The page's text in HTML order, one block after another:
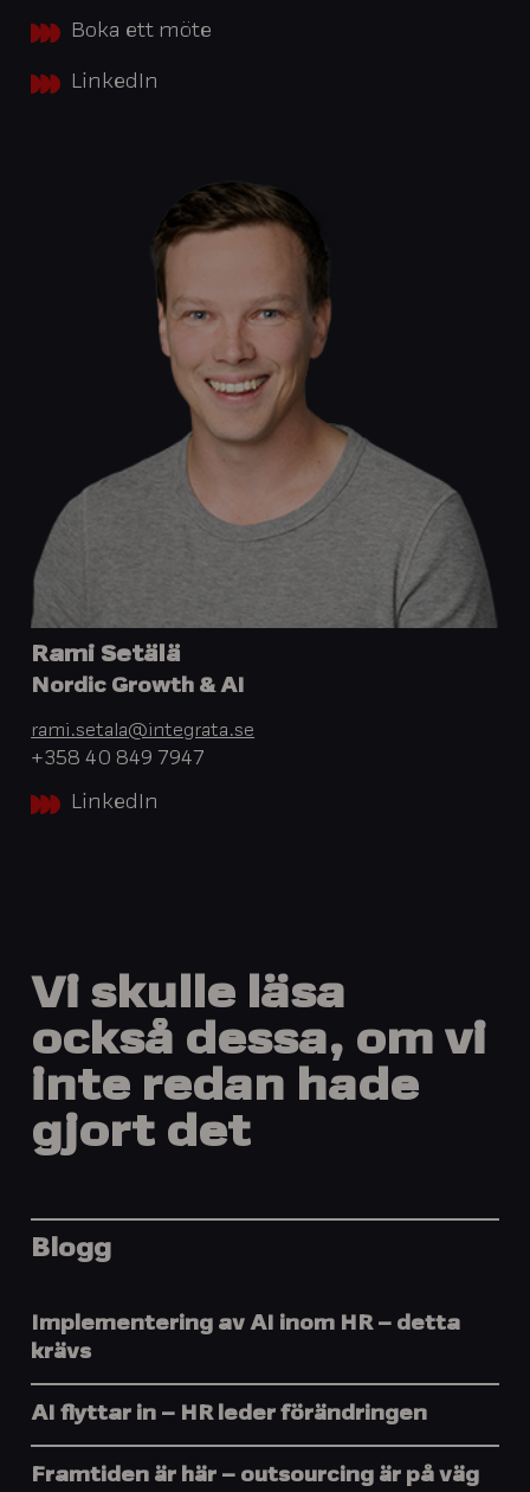
Boka ett möte
LinkedIn
Rami Setälä
Nordic Growth & AI
rami.setala@integrata.se
+358 40 849 7947
LinkedIn
Vi skulle läsa
också dessa, om vi
inte redan hade
gjort det
Blogg
Implementering av AI inom HR – detta
krävs
AI flyttar in – HR leder förändringen
Framtiden är här – outsourcing är på väg